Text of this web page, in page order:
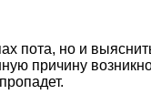
пота, но и
причину